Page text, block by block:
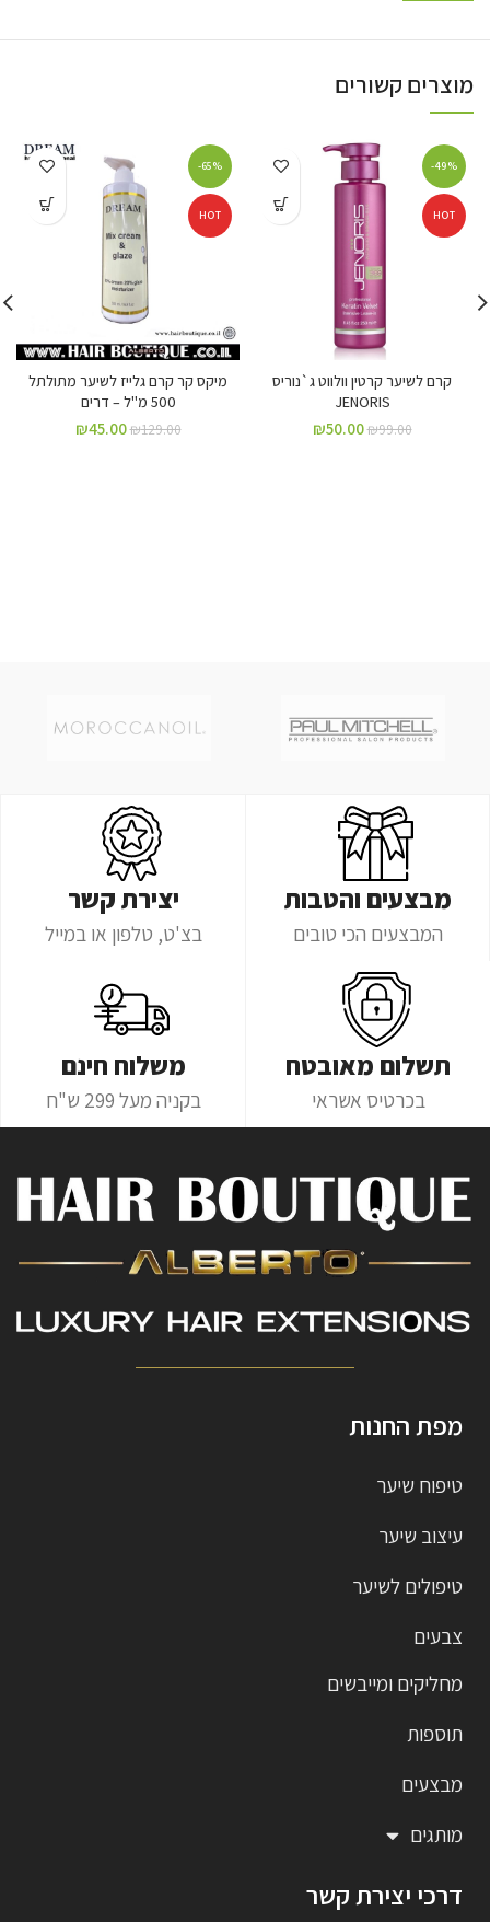
מוצרים קשורים
-49%
HOT
קרם לשיער קרטין וולווט ג`נוריס
JENORIS
₪99.00
₪50.00
-65%
HOT
מיקס קר קרם גלייז לשיער מתולתל
500 מ"ל – דרים
₪129.00
₪45.00
מבצעים והטבות
המבצעים הכי טובים
יצירת קשר
בצ'ט, טלפון או במייל
תשלום מאובטח
בכרטיס אשראי
משלוח חינם
בקניה מעל 299 ש"ח
מפת החנות
טיפוח שיער
עיצוב שיער
טיפולים לשיער
צבעים
מחליקים ומייבשים
תוספות
מבצעים
מותגים
דרכי יצירת קשר